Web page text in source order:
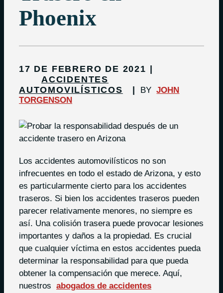
Phoenix
17 DE FEBRERO DE 2021
ACCIDENTES
AUTOMOVILÍSTICOS
BY JOHN
TORGENSON
Los accidentes automovilísticos no son
infrecuentes en todo el estado de Arizona, y esto
es particularmente cierto para los accidentes
traseros. Si bien los accidentes traseros pueden
parecer relativamente menores, no siempre es
así. Una colisión trasera puede provocar lesiones
importantes y daños a la propiedad. Es crucial
que cualquier víctima en estos accidentes pueda
determinar la responsabilidad para que pueda
obtener la compensación que merece. Aquí,
nuestros abogados de accidentes